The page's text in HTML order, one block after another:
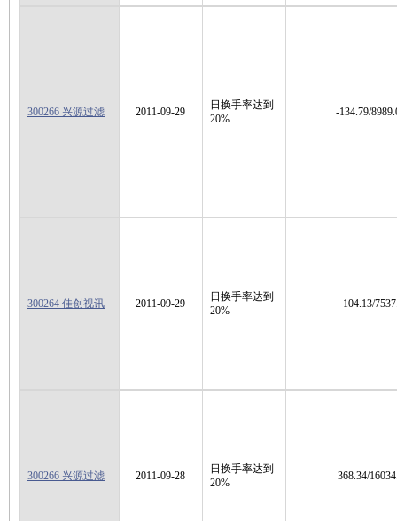
300266 兴源过滤 2011-09-29
日换手率达到
20%
-134.79/
300264 佳创视讯 2011-09-29
日换手率达到
20%
104.13/
300266 兴源过滤 2011-09-28
日换手率达到
20%
368.34/